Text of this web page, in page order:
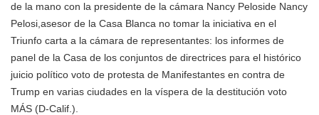
de la mano con la presidente de la cámara Nancy Peloside Nancy
Pelosi,asesor de la Casa Blanca no tomar la iniciativa en el
Triunfo carta a la cámara de representantes: los informes de
panel de la Casa de los conjuntos de directrices para el histórico
juicio político voto de protesta de Manifestantes en contra de
Trump en varias ciudades en la víspera de la destitución voto
MÁS (D-Calif.).